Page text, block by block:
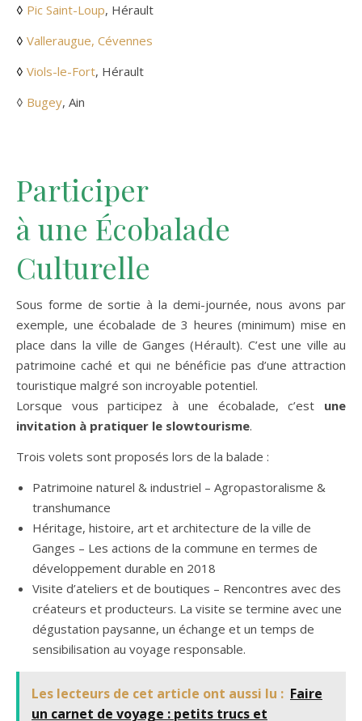
◊ Pic Saint-Loup, Hérault
◊ Valleraugue, Cévennes
◊ Viols-le-Fort, Hérault
◊ Bugey, Ain
Participer
à une Écobalade
Culturelle
Sous forme de sortie à la demi-journée, nous avons par
exemple, une écobalade de 3 heures (minimum) mise en
place dans la ville de Ganges (Hérault). C’est une ville au
patrimoine caché et qui ne bénéficie pas d’une attraction
touristique malgré son incroyable potentiel.
Lorsque vous participez à une écobalade, c’est une
invitation à pratiquer le slowtourisme.
Trois volets sont proposés lors de la balade :
Patrimoine naturel & industriel – Agropastoralisme &
transhumance
Héritage, histoire, art et architecture de la ville de
Ganges – Les actions de la commune en termes de
développement durable en 2018
Visite d’ateliers et de boutiques – Rencontres avec des
créateurs et producteurs. La visite se termine avec une
dégustation paysanne, un échange et un temps de
sensibilisation au voyage responsable.
Les lecteurs de cet article ont aussi lu : Faire
un carnet de voyage : petits trucs et